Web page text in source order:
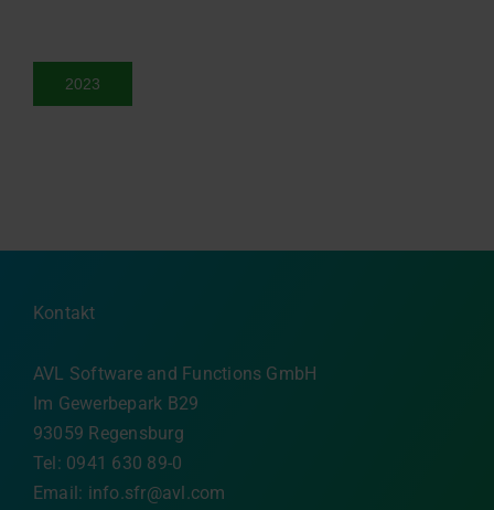
2023
Kontakt
AVL Software and Functions GmbH
Im Gewerbepark B29
93059 Regensburg
Tel: 0941 630 89-0
Email: info.sfr@avl.com